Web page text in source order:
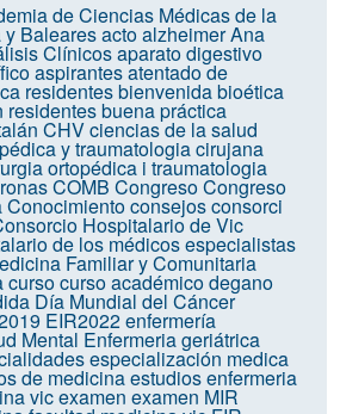
de Ciencias Médicas de la
BalearesactoalzheimerAna
Clínicosaparato digestivo
aspirantesatentado de
residentesbienvenidabioética
residentesbuena práctica
CHVciencias de la salud
y traumatologiacirujana
ortopédica i traumatologia
COMB CongresoCongreso
Conocimientoconsejosconsorci
Hospitalario de Vic
de los médicos especialistas
Familiar y Comunitaria
cursocurso académicodegano
Día Mundial del Cáncer
EIR2022enfermería
Mental Enfermeria geriátrica
especialización medica
de medicinaestudios enfermeria
vicexamen examen MIR